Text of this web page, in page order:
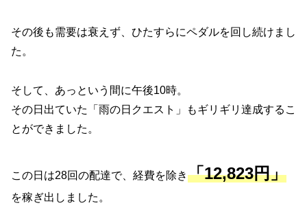
その後も需要は衰えず、ひたすらにペダルを回し続けまし
た。
そして、あっという間に午後10時。
その日出ていた「雨の日クエスト」もギリギリ達成するこ
とができました。
この日は28回の配達で、経費を除き「12,823円」
を稼ぎ出しました。